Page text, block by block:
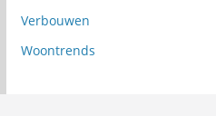
Verbouwen
Woontrends